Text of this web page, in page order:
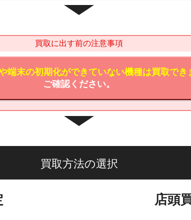
買取に出す前の注意事項
端末の初期化ができていない機種は買取でき
ご確認ください。
買取方法の選択
店頭